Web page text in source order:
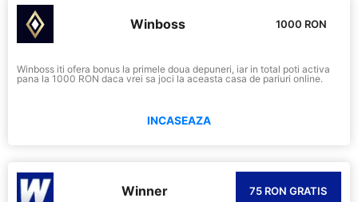
Winboss 1000 RON
Winboss iti ofera bonus la primele doua depuneri, iar in total poti activa
pana la 1000 RON daca vrei sa joci la aceasta casa de pariuri online.
INCASEAZA
Winner 75 RON GRATIS